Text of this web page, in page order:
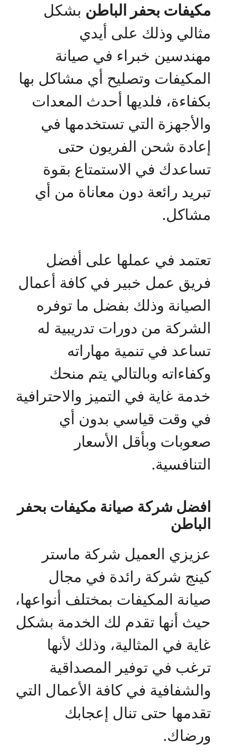
مكيفات بحفر الباطن بشكل
مثالي وذلك على أيدي
مهندسين خبراء في صيانة
المكيفات وتصليح أي مشاكل بها
بكفاءة، فلديها أحدث المعدات
والأجهزة التي تستخدمها في
إعادة شحن الفريون حتى
تساعدك في الاستمتاع بقوة
تبريد رائعة دون معاناة من أي
مشاكل.
تعتمد في عملها على أفضل
فريق عمل خبير في كافة أعمال
الصيانة وذلك بفضل ما توفره
الشركة من دورات تدريبية له
تساعد في تنمية مهاراته
وكفاءاته وبالتالي يتم منحك
خدمة غاية في التميز والاحترافية
في وقت قياسي بدون أي
صعوبات وبأقل الأسعار
التنافسية.
افضل شركة صيانة مكيفات بحفر
الباطن
عزيزي العميل شركة ماستر
كينج شركة رائدة في مجال
صيانة المكيفات بمختلف أنواعها،
حيث أنها تقدم لك الخدمة بشكل
غاية في المثالية، وذلك لأنها
ترغب في توفير المصداقية
والشفافية في كافة الأعمال التي
تقدمها حتى تنال إعجابك
ورضاك.